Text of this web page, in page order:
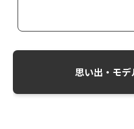
思い出・モ